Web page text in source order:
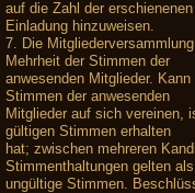
auf die Zahl der
Einladung hinzuweisen.
7. Die
Mehrheit der Stimmen der
anwesenden Mitglieder.
Stimmen der anwesenden
Mitglieder auf sich vereinen,
gültigen Stimmen erhalten
hat; zwischen mehreren
Stimmenthaltungen gelten als
ungültige Stimmen.